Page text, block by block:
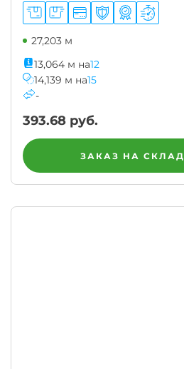
27,203 м
13,064 м на12
14,139 м на15
-
393.68 руб.
ЗАКАЗ НА СКЛАД